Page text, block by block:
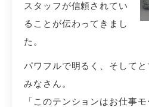
スタッフが信頼されてい
ることが伝わってきまし
た。
パワフルで明るく、そして
みなさん。
「このテンションはお仕事